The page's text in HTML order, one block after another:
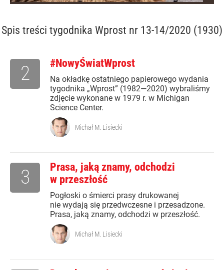
Spis treści tygodnika Wprost nr 13-14/2020 (1930)
#NowyŚwiatWprost
Na okładkę ostatniego papierowego wydania
tygodnika „Wprost” (1982—2020) wybraliśmy
zdjęcie wykonane w 1979 r. w Michigan
Science Center.
2
Michał M. Lisiecki
Prasa, jaką znamy, odchodzi
w przeszłość
Pogłoski o śmierci prasy drukowanej
nie wydają się przedwczesne i przesadzone.
Prasa, jaką znamy, odchodzi w przeszłość.
3
Michał M. Lisiecki